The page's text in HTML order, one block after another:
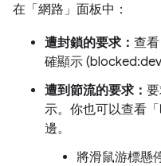
在「網路」面板中：
遭封鎖的要求： 查看
確顯示
遭到節流的要求：
示。你也可以查看「
邊。
將滑鼠游標懸